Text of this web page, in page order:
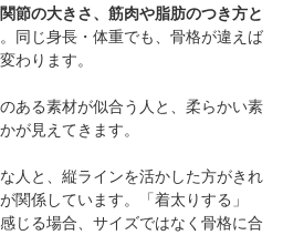
節の大きさ、筋肉や脂肪のつき方と
同じ身長・体重でも、骨格が違えば
わります。
ある素材が似合う人と、柔らかい素
が見えてきます。
人と、縦ラインを活かした方がきれ
関係しています。「着太りする」
じる場合、サイズではなく骨格に合